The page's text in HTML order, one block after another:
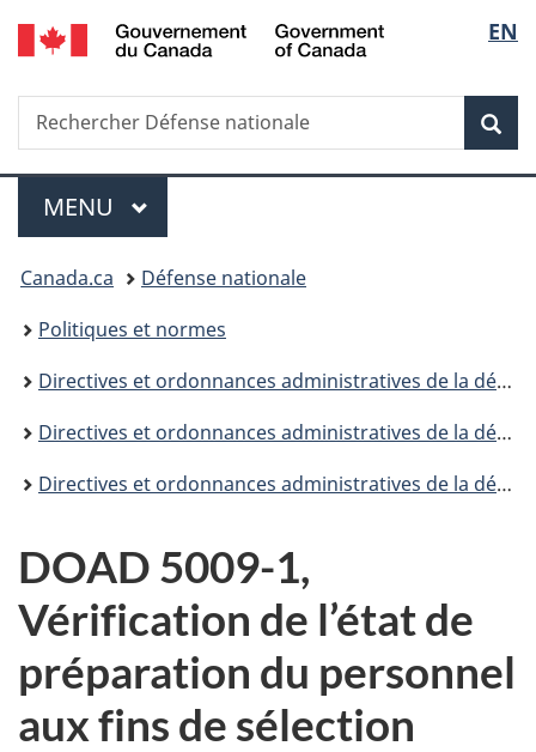
Passer
au
principal
Passer
à
Au
du
Passer
à
version
simplifiée
de
la
EN
Recherche
Rechercher
Défense
Menu
MENU PRINCIPAL
Vous
êtes
ici :
Canada.ca
Défense nationale
Politiques et normes
Directives et ordonnances administratives de la défense
Directives et ordonnances administratives de la défense (DOAD) - 5000
Directives et ordonnances administratives de la défense - 5009 - Table des matières
DOAD 5009-1,
Vérification de l’état de
préparation du personnel
aux fins de sélection